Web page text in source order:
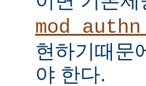
현하기때문
야 한다.